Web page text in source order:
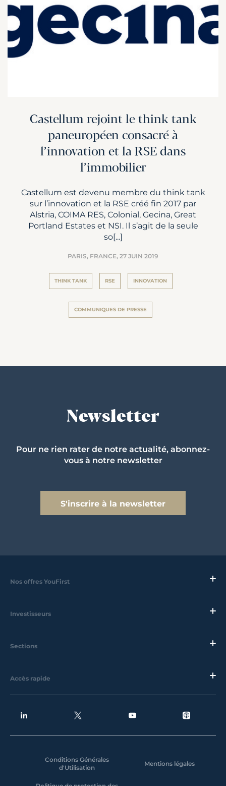
Castellum rejoint le think tank
paneuropéen consacré à
l’innovation et la RSE dans
l’immobilier
Castellum est devenu membre du think tank
sur l’innovation et la RSE créé fin 2017 par
Alstria, COIMA RES, Colonial, Gecina, Great
Portland Estates et NSI. Il s’agit de la seule
so[...]
PARIS, FRANCE, 27 JUIN 2019
THINK TANK RSE INNOVATION
COMMUNIQUES DE PRESSE
Newsletter
Pour ne rien rater de notre actualité, abonnez-
vous à notre newsletter
S'inscrire à la newsletter
Nos offres YouFirst
Investisseurs
Sections
Accès rapide
Conditions Générales
d'Utilisation
Mentions légales